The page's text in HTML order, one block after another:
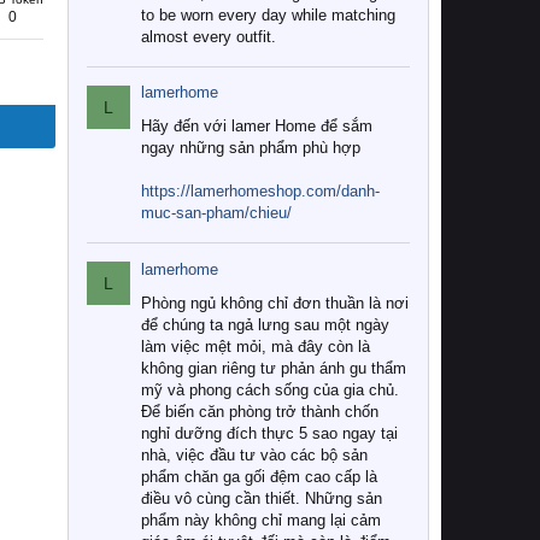
0
to be worn every day while matching
almost every outfit.
L
lamerhome
Hãy đến với lamer Home để sắm
ngay những sản phẩm phù hợp
https://lamerhomeshop.com/danh-
muc-san-pham/chieu/
L
lamerhome
Phòng ngủ không chỉ đơn thuần là nơi
để chúng ta ngả lưng sau một ngày
làm việc mệt mỏi, mà đây còn là
không gian riêng tư phản ánh gu thẩm
mỹ và phong cách sống của gia chủ.
Để biến căn phòng trở thành chốn
nghỉ dưỡng đích thực 5 sao ngay tại
nhà, việc đầu tư vào các bộ sản
phẩm chăn ga gối đệm cao cấp là
điều vô cùng cần thiết. Những sản
phẩm này không chỉ mang lại cảm